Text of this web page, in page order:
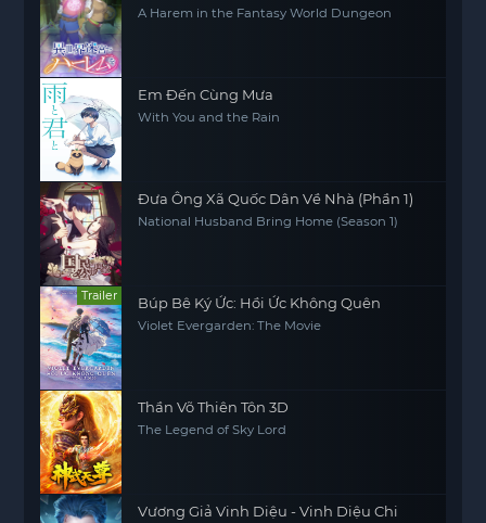
A Harem in the Fantasy World Dungeon
Em Đến Cùng Mưa
With You and the Rain
Đưa Ông Xã Quốc Dân Về Nhà (Phần 1)
National Husband Bring Home (Season 1)
Trailer Búp Bê Ký Ức: Hồi Ức Không Quên
Violet Evergarden: The Movie
Thần Võ Thiên Tôn 3D
The Legend of Sky Lord
Vương Giả Vinh Diệu - Vinh Diệu Chi